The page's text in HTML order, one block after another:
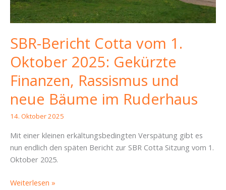
SBR-Bericht Cotta vom 1.
Oktober 2025: Gekürzte
Finanzen, Rassismus und
neue Bäume im Ruderhaus
14. Oktober 2025
Mit einer kleinen erkältungsbedingten Verspätung gibt es
nun endlich den späten Bericht zur SBR Cotta Sitzung vom 1.
Oktober 2025.
SBR-
Weiterlesen »